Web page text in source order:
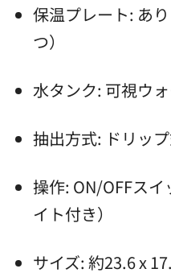
保温プレート: あ
つ）
水タンク: 可視ウ
抽出方式: ドリッ
操作: ON/OFFス
イト付き）
サイズ: 約23.6 x